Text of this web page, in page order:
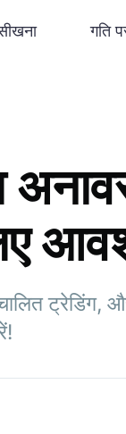
गति
ट्रेडिंग,